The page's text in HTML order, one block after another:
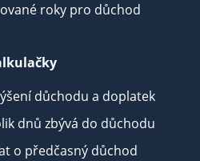
roky pro důchod
důchodu a doplatek
dnů zbývá do důchodu
o předčasný důchod